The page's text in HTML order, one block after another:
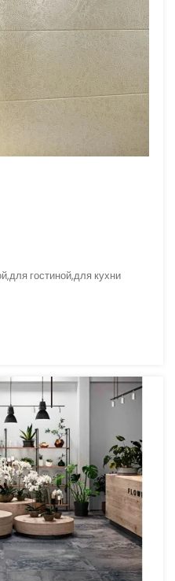
гостиной,для кухни